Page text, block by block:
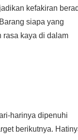
kefakiran
siapa yang
rasa kaya di dalam
harinya dipenuhi
berikutnya.